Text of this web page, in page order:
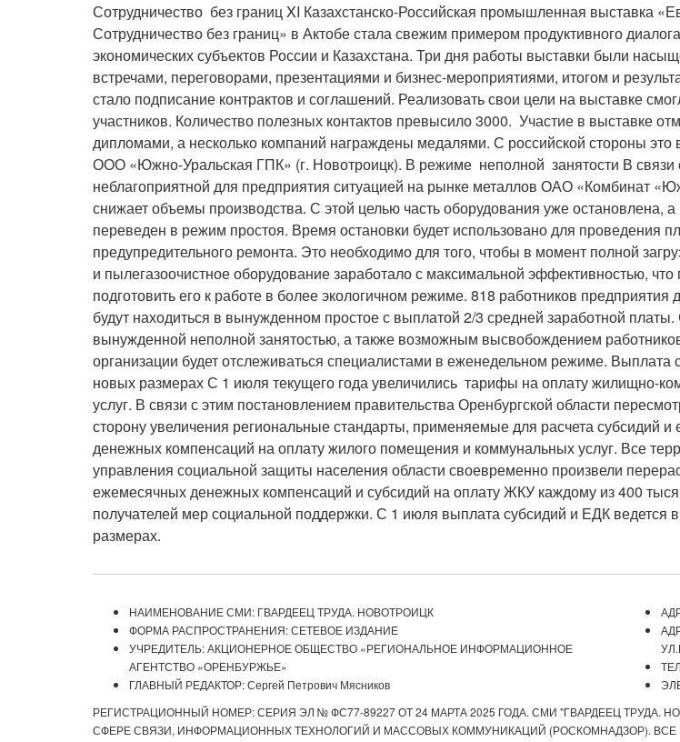
Сотрудничество без границ XI Казахстанско-Российская промышленная выставка
Сотрудничество без границ» в Актобе стала свежим примером продуктивного диалога
экономических субъектов России и Казахстана. Три дня работы выставки были
встречами, переговорами, презентациями и бизнес-мероприятиями, итогом и
стало подписание контрактов и соглашений. Реализовать свои цели на выставке
участников. Количество полезных контактов превысило 3000. Участие в выставке
дипломами, а несколько компаний награждены медалями. С российской стороны это
ООО «Южно-Уральская ГПК» (г. Новотроицк). В режиме неполной занятости В связи
неблагоприятной для предприятия ситуацией на рынке металлов ОАО «Комбинат
снижает объемы производства. С этой целью часть оборудования уже остановлена,
переведен в режим простоя. Время остановки будет использовано для проведения
предупредительного ремонта. Это необходимо для того, чтобы в момент полной
и пылегазоочистное оборудование заработало с максимальной эффективностью, что
подготовить его к работе в более экологичном режиме. 818 работников предприятия
будут находиться в вынужденном простое с выплатой 2/3 средней заработной
вынужденной неполной занятостью, а также возможным высвобождением
организации будет отслеживаться специалистами в еженедельном режиме. Выплата
новых размерах С 1 июля текущего года увеличились тарифы на оплату жилищно-
услуг. В связи с этим постановлением правительства Оренбургской области
сторону увеличения региональные стандарты, применяемые для расчета субсидий
денежных компенсаций на оплату жилого помещения и коммунальных услуг. Все
управления социальной защиты населения области своевременно произвели
ежемесячных денежных компенсаций и субсидий на оплату ЖКУ каждому из 400
получателей мер социальной поддержки. С 1 июля выплата субсидий и ЕДК ведется
размерах.
НАИМЕНОВАНИЕ СМИ: ГВАРДЕЕЦ ТРУДА. НОВОТРОИЦК
ФОРМА РАСПРОСТРАНЕНИЯ: СЕТЕВОЕ ИЗДАНИЕ
УЧРЕДИТЕЛЬ: АКЦИОНЕРНОЕ ОБЩЕСТВО «РЕГИОНАЛЬНОЕ ИНФОРМАЦИОННОЕ
АГЕНТСТВО «ОРЕНБУРЖЬЕ»
ГЛАВНЫЙ РЕДАКТОР: Сергей Петрович Мясников
РЕГИСТРАЦИОННЫЙ НОМЕР: СЕРИЯ ЭЛ № ФС77-89227 ОТ 24 МАРТА 2025 ГОДА. СМИ "ГВАРДЕЕЦ
СФЕРЕ СВЯЗИ, ИНФОРМАЦИОННЫХ ТЕХНОЛОГИЙ И МАССОВЫХ КОММУНИКАЦИЙ (РОСКОМНАДЗОР). ВСЕ